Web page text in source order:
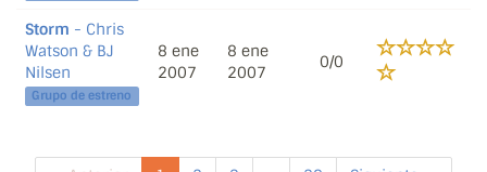
Storm - Chris
Watson & BJ
Nilsen
Grupo de estreno
8 ene
2007
8 ene
2007
0/0